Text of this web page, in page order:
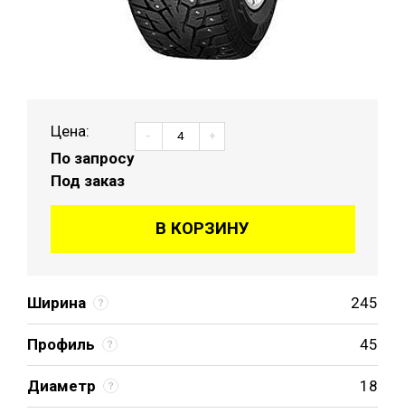
Ширина 245
Профиль 45
Диаметр 18
Цена:
По запросу
Под заказ
- +
В КОРЗИНУ